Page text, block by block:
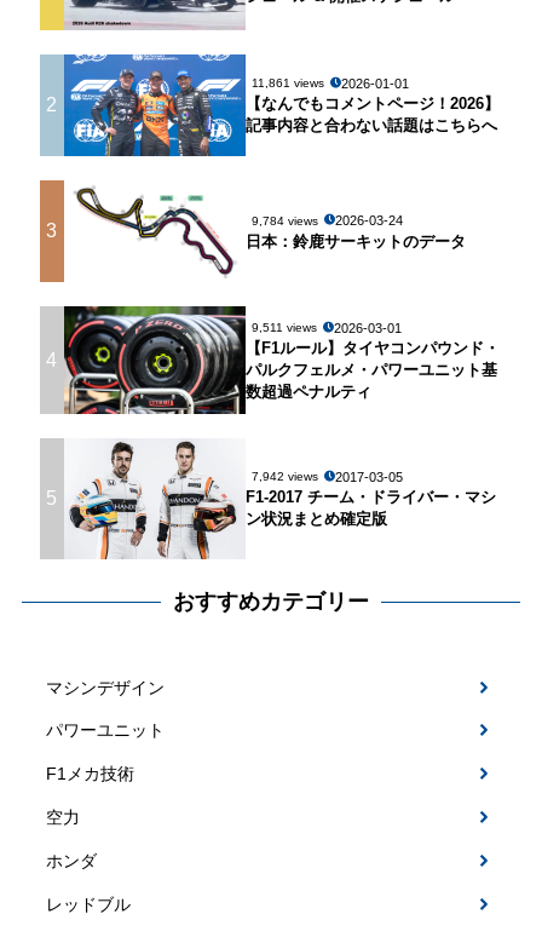
2
11,861 views 2026-01-01
【なんでもコメントページ！2026】
記事内容と合わない話題はこちらへ
3 9,784 views 2026-03-24
日本：鈴鹿サーキットのデータ
4
9,511 views 2026-03-01
【F1ルール】タイヤコンパウンド・
パルクフェルメ・パワーユニット基
数超過ペナルティ
5
7,942 views 2017-03-05
F1-2017 チーム・ドライバー・マシ
ン状況まとめ確定版
おすすめカテゴリー
マシンデザイン
パワーユニット
F1メカ技術
空力
ホンダ
レッドブル